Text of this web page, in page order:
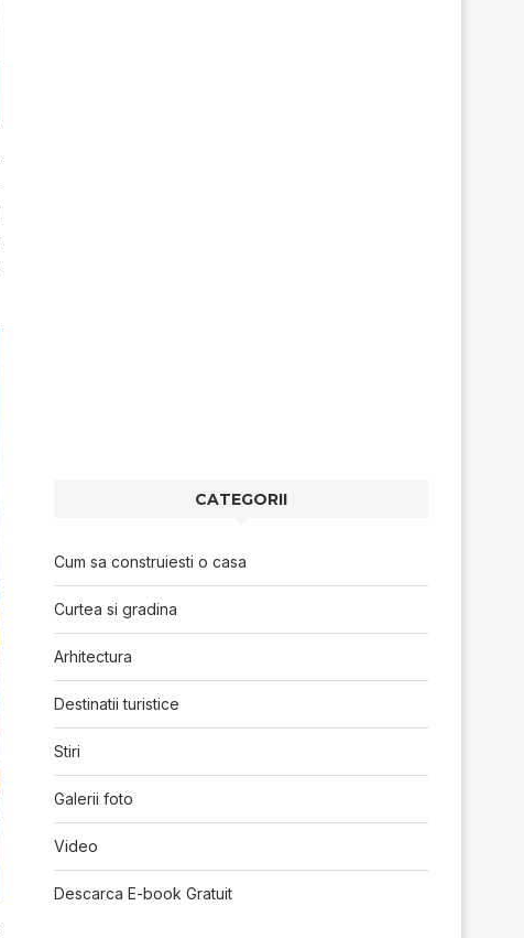
CATEGORII
Cum sa construiesti o casa
Curtea si gradina
Arhitectura
Destinatii turistice
Stiri
Galerii foto
Video
Descarca E-book Gratuit